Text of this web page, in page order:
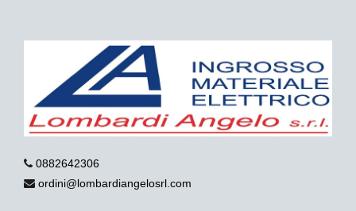
0882642306
ordini@lombardiangelosrl.com